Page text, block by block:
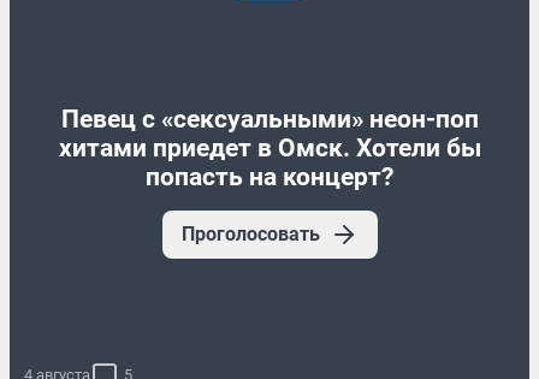
Певец с «сексуальными» неон-поп
хитами приедет в Омск. Хотели бы
попасть на концерт?
Проголосовать
4 августа 5